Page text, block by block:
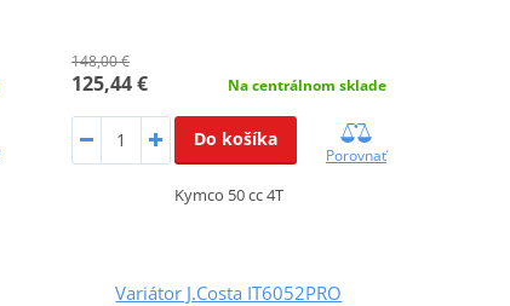
148,00 €
125,44 € Na centrálnom sklade
Do košíka
Porovnať
Kymco 50 cc 4T
Variátor J.Costa IT6052PRO